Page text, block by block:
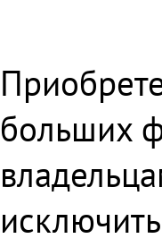
больших